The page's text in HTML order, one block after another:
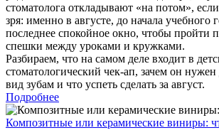
стоматолога откладывают «на потом»,
зря: именно в августе, до начала учебного
последнее спокойное окно, чтобы пройти
спешки между уроками и кружками.
Разбираем, что на самом деле входит в
стоматологический чек-ап, зачем он
вид зубам и что успеть сделать за август.
Подробнее
Композитные или керамические виниры: